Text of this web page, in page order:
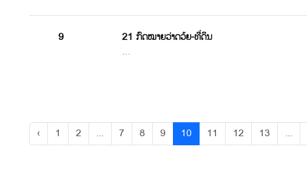
9 21 ກົດໝາຍວ່າດວ້ຍ-ທີ່ດິນ
…
‹ 1 2 ... 7 8 9 10 11 12 13 ...